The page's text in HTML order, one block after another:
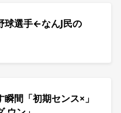
球選手←なんJ民の
間「初期センス×」